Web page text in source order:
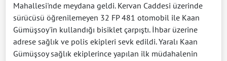
Mahallesi'nde meydana geldi. Kervan Caddesi üzerinde
sürücüsü öğrenilemeyen 32 FP 481 otomobil ile Kaan
Gümüşsoy'in kullandığı bisiklet çarpıştı. İhbar üzerine
adrese sağlık ve polis ekipleri sevk edildi. Yaralı Kaan
Gümüşsoy sağlık ekiplerince yapılan ilk müdahalenin